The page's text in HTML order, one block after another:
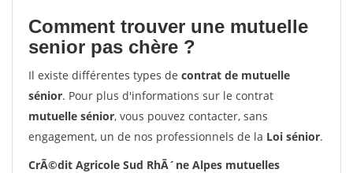
Comment trouver une mutuelle
senior pas chère ?
Il existe différentes types de contrat de mutuelle
sénior. Pour plus d'informations sur le contrat
mutuelle sénior, vous pouvez contacter, sans
engagement, un de nos professionnels de la Loi sénior.
CrÃ©dit Agricole Sud RhÃ´ne Alpes mutuelles